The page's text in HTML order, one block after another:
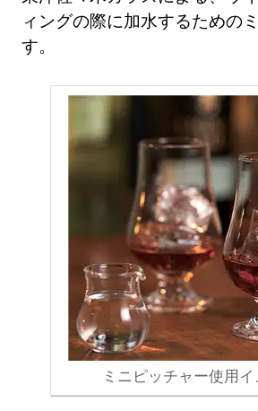
ィングの際に加水するための
す。
ミニピッチャー使用